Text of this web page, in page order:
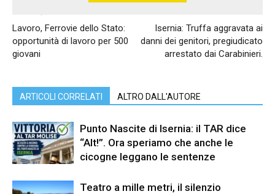
Lavoro, Ferrovie dello Stato:
opportunità di lavoro per 500
giovani
Isernia: Truffa aggravata ai
danni dei genitori, pregiudicato
arrestato dai Carabinieri.
ARTICOLI CORRELATI ALTRO DALL'AUTORE
Punto Nascite di Isernia: il TAR dice
“Alt!”. Ora speriamo che anche le
cicogne leggano le sentenze
Teatro a mille metri, il silenzio